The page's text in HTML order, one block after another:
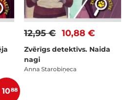
10,88 €
12,95 €
Zvērīgs detektīvs. Naida
nagi
Anna Starobiņeca
1088